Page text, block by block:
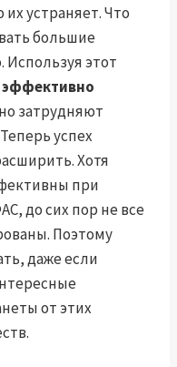
устраняет. Что
большие
этот
эффективно
затрудняют
успех
Хотя
при
до сих пор не все
Поэтому
даже если
от этих